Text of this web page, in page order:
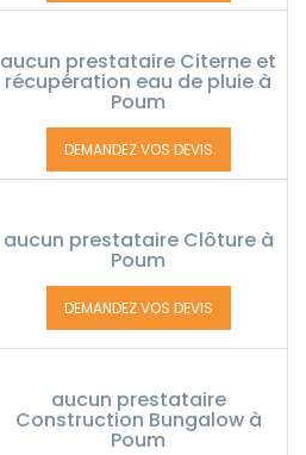
aucun prestataire Citerne et
récupération eau de pluie à
Poum
DEMANDEZ VOS DEVIS
aucun prestataire Clôture à
Poum
DEMANDEZ VOS DEVIS
aucun prestataire
Construction Bungalow à
Poum